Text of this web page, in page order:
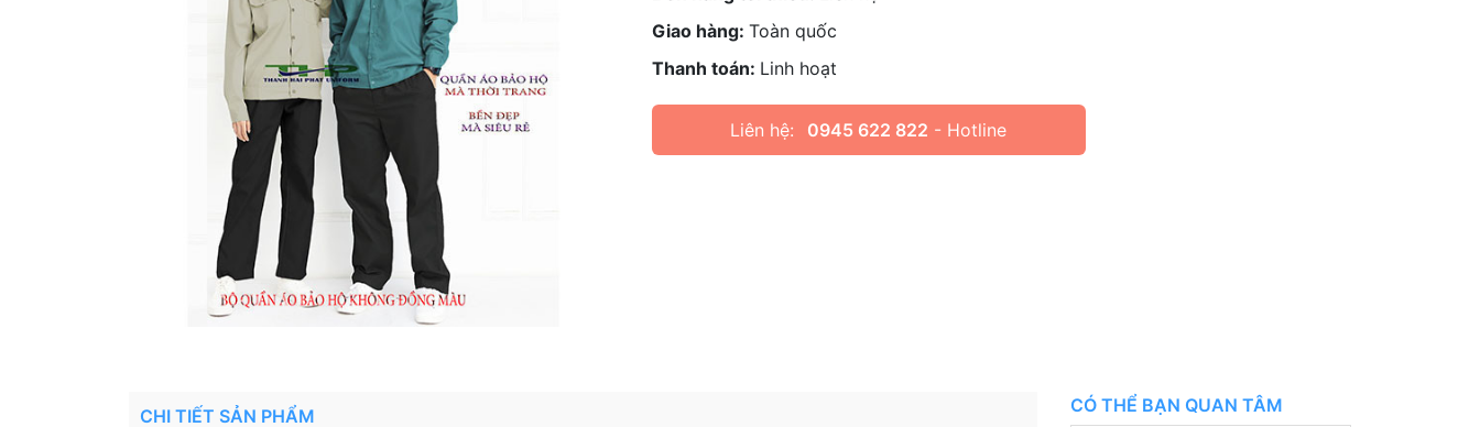
Giao hàng: Toàn quốc
Thanh toán: Linh hoạt
Liên hệ: 0945 622 822 - Hotline
CHI TIẾT SẢN PHẨM CÓ THỂ BẠN QUAN TÂM